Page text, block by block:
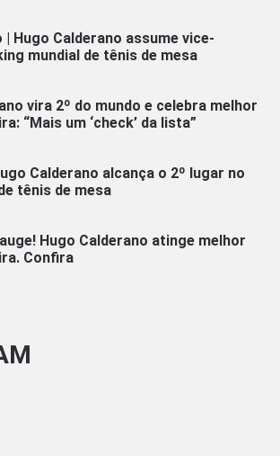
| Hugo Calderano assume vice-
mundial de tênis de mesa
vira 2º do mundo e celebra melhor
“Mais um ‘check’ da lista”
Calderano alcança o 2º lugar no
tênis de mesa
Hugo Calderano atinge melhor
Confira